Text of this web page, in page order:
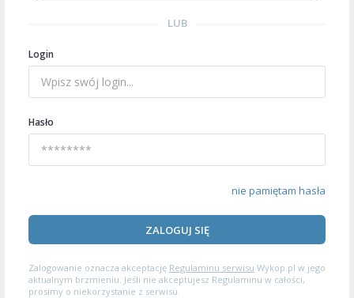
LUB
Login
Hasło
nie pamiętam hasła
ZALOGUJ SIĘ
Zalogowanie oznacza akceptację Regulaminu serwisu Wykop.pl w jego
aktualnym brzmieniu. Jeśli nie akceptujesz Regulaminu w całości,
prosimy o niekorzystanie z serwisu.